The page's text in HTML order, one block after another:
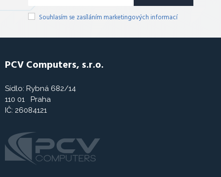
Souhlasím se zasíláním marketingových informací
PCV Computers, s.r.o.
Sídlo: Rybná 682/14
110 01 Praha
IČ: 26084121